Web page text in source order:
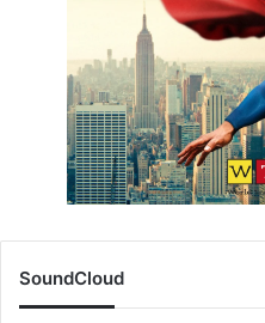
SoundCloud